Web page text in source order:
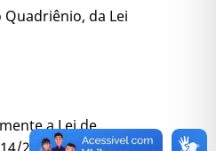
da Lei
a Lei de